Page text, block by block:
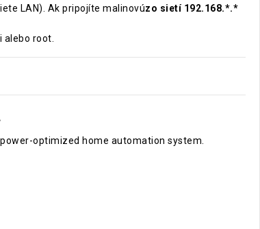
LAN). Ak pripojíte malinovúzo sietí 192.168.*.*
root.
optimized home automation system.